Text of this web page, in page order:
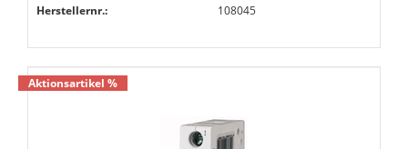
Herstellernr.:
108045
Aktionsartikel %